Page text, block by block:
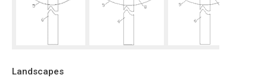
Landscapes